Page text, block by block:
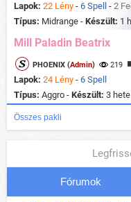
Lapok: 22 Lény - 6 Spell - 2
Típus: Midrange - Készült: 1
Mill Paladin Beatrix
PHOENIX (Admin) 219
Lapok: 24 Lény - 6 Spell
Típus: Aggro - Készült: 3 hete
Összes pakli
Fórumok